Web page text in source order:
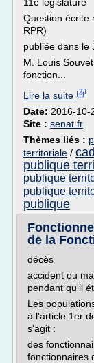
Question écrite
RPR)
publiée dans le
M. Louis
fonction...
Lire la suite
Date: 2016-10-
Site : senat.fr
Thèmes liés :
territoriale /
publique
publique
publique
publique
de la
décès
accident ou
pendant qu'il
Les
à l'article 1er
s'agit :
des
fonctionnaires